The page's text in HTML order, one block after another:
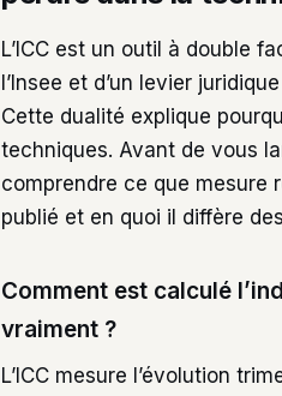
L’ICC est un outil à double
l’Insee et d’un levier
Cette dualité explique
techniques. Avant de vous
comprendre ce que mesure
publié et en quoi il diffère
Comment est calculé
vraiment ?
L’ICC mesure l’évolution